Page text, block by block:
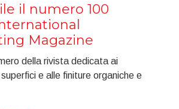
il numero 100
Magazine
della rivista dedicata ai
e alle finiture organiche e